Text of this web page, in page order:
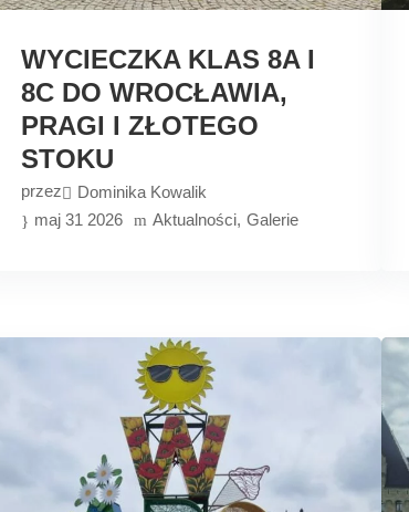
WYCIECZKA KLAS 8A I
8C DO WROCŁAWIA,
PRAGI I ZŁOTEGO
STOKU
przez
Dominika Kowalik
maj 31 2026
Aktualności Galerie